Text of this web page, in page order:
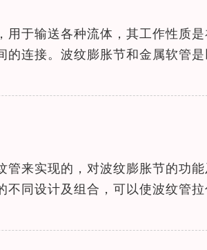
于输送各种流体，其工作性质
连接。波纹膨胀节和金属软管
来实现的，对波纹膨胀节的功
不同设计及组合，可以使波纹管